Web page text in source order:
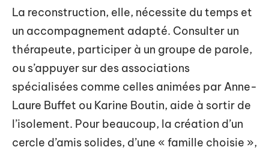
La reconstruction, elle, nécessite du temps et
un accompagnement adapté. Consulter un
thérapeute, participer à un groupe de parole,
ou s’appuyer sur des associations
spécialisées comme celles animées par Anne-
Laure Buffet ou Karine Boutin, aide à sortir de
l’isolement. Pour beaucoup, la création d’un
cercle d’amis solides, d’une « famille choisie »,